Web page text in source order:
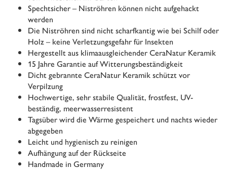
Spechtsicher – Niströhren können nicht aufgehackt
werden
Die Niströhren sind nicht scharfkantig wie bei Schilf oder
Holz – keine Verletzungsgefahr für Insekten
Hergestellt aus klimaausgleichender CeraNatur Keramik
15 Jahre Garantie auf Witterungsbeständigkeit
Dicht gebrannte CeraNatur Keramik schützt vor
Verpilzung
Hochwertige, sehr stabile Qualität, frostfest, UV-
beständig, meerwasserresistent
Tagsüber wird die Wärme gespeichert und nachts wieder
abgegeben
Leicht und hygienisch zu reinigen
Aufhängung auf der Rückseite
Handmade in Germany